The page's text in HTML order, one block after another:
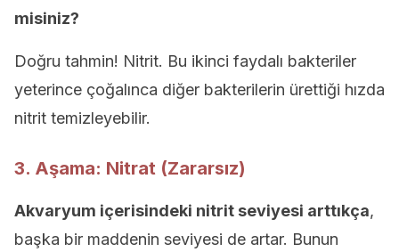
misiniz?
Doğru tahmin! Nitrit. Bu ikinci faydalı bakteriler
yeterince çoğalınca diğer bakterilerin ürettiği hızda
nitrit temizleyebilir.
3. Aşama: Nitrat (Zararsız)
Akvaryum içerisindeki nitrit seviyesi arttıkça,
başka bir maddenin seviyesi de artar. Bunun